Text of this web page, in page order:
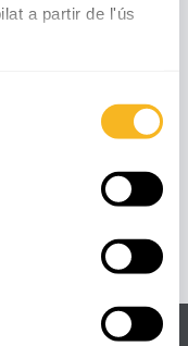
a partir de l'ús
conviure i descobrir